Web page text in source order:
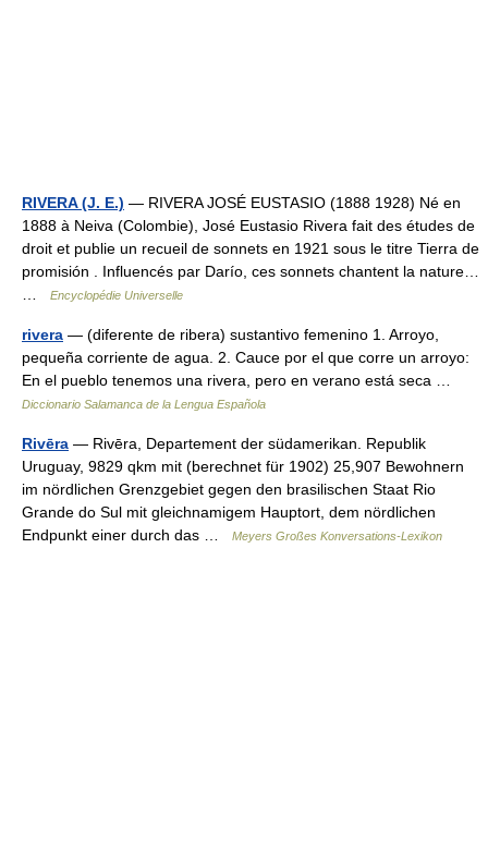
RIVERA (J. E.) — RIVERA JOSÉ EUSTASIO (1888 1928) Né en
1888 à Neiva (Colombie), José Eustasio Rivera fait des études de
droit et publie un recueil de sonnets en 1921 sous le titre Tierra de
promisión . Influencés par Darío, ces sonnets chantent la nature…
Encyclopédie Universelle
rivera — (diferente de ribera) sustantivo femenino 1. Arroyo,
pequeña corriente de agua. 2. Cauce por el que corre un arroyo:
En el pueblo tenemos una rivera, pero en verano está seca …
Diccionario Salamanca de la Lengua Española
Rivēra — Rivēra, Departement der südamerikan. Republik
Uruguay, 9829 qkm mit (berechnet für 1902) 25,907 Bewohnern
im nördlichen Grenzgebiet gegen den brasilischen Staat Rio
Grande do Sul mit gleichnamigem Hauptort, dem nördlichen
Endpunkt einer durch das …
Meyers Großes Konversations-Lexikon